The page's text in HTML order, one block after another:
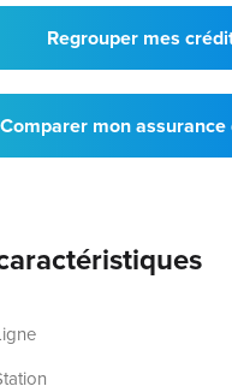
Regrouper mes
Comparer mon assurance